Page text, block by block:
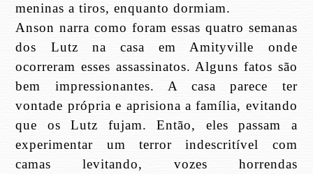
meninas a tiros, enquanto dormiam.
Anson narra como foram essas quatro semanas
dos Lutz na casa em Amityville onde
ocorreram esses assassinatos. Alguns fatos são
bem impressionantes. A casa parece ter
vontade própria e aprisiona a família, evitando
que os Lutz fujam. Então, eles passam a
experimentar um terror indescritível com
camas levitando, vozes horrendas